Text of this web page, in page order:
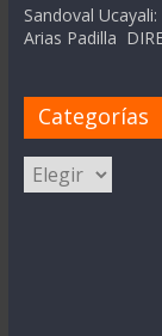
Sandoval
Arias Padilla
Categorías
Categorías